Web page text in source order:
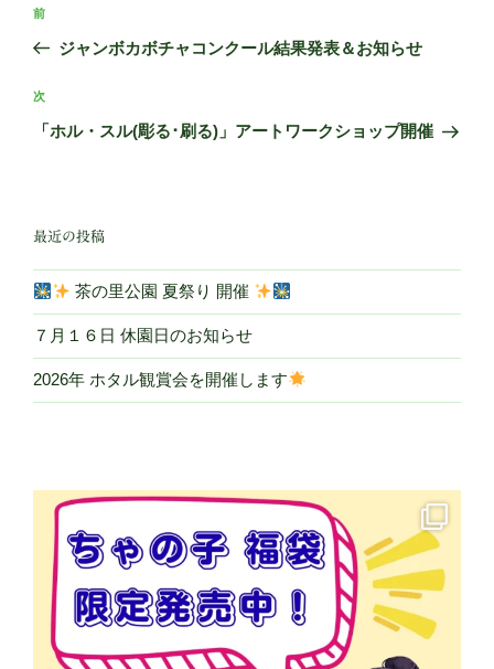
ビ
ゲ
ン
前
の
稿
前
ジャンボカボチャコンクール結果発表＆お知らせ
次
の
次
「ホル・スル(彫る･刷る)」アートワークショップ開催
最近の投稿
茶の里公園 夏祭り 開催
７月１６日 休園日のお知らせ
2026年 ホタル観賞会を開催します